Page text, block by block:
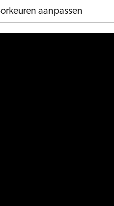
aanpassen